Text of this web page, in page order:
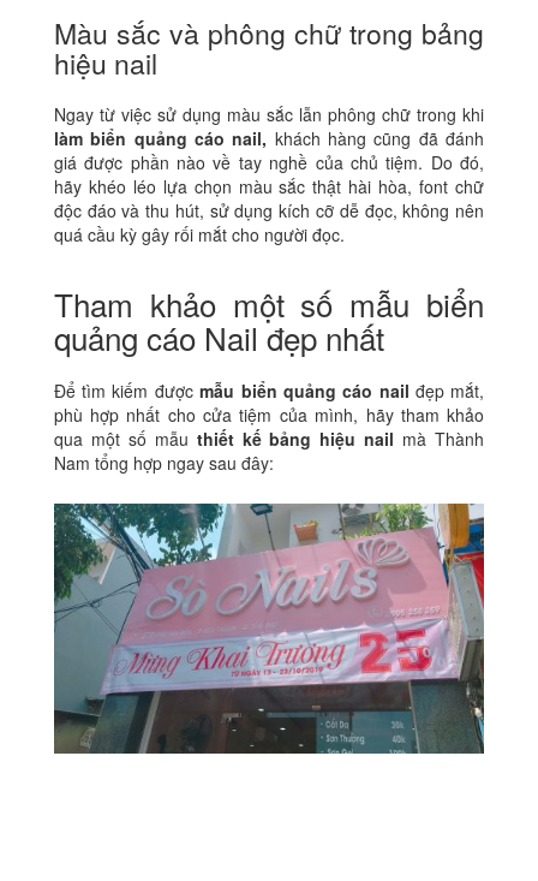
Màu sắc và phông chữ trong bảng
hiệu nail
Ngay từ việc sử dụng màu sắc lẫn phông chữ trong khi
làm biển quảng cáo nail, khách hàng cũng đã đánh
giá được phần nào về tay nghề của chủ tiệm. Do đó,
hãy khéo léo lựa chọn màu sắc thật hài hòa, font chữ
độc đáo và thu hút, sử dụng kích cỡ dễ đọc, không nên
quá cầu kỳ gây rối mắt cho người đọc.
Tham khảo một số mẫu biển
quảng cáo Nail đẹp nhất
Để tìm kiếm đượcmẫu biển quảng cáo nail đẹp mắt,
phù hợp nhất cho cửa tiệm của mình, hãy tham khảo
qua một số mẫu thiết kế bảng hiệu nail mà Thành
Nam tổng hợp ngay sau đây: